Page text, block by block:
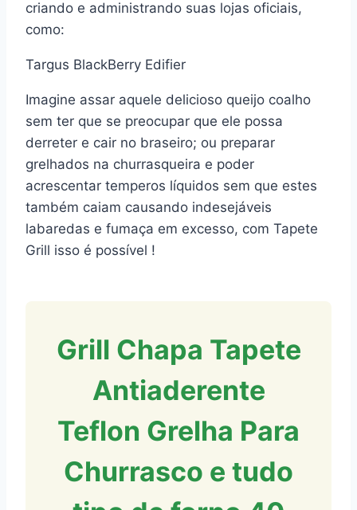
criando e administrando suas lojas oficiais,
como:
Targus BlackBerry Edifier
Imagine assar aquele delicioso queijo coalho
sem ter que se preocupar que ele possa
derreter e cair no braseiro; ou preparar
grelhados na churrasqueira e poder
acrescentar temperos líquidos sem que estes
também caiam causando indesejáveis
labaredas e fumaça em excesso, com Tapete
Grill isso é possível !
Grill Chapa Tapete
Antiaderente
Teflon Grelha Para
Churrasco e tudo